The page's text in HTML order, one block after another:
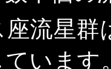
流星群
ていま